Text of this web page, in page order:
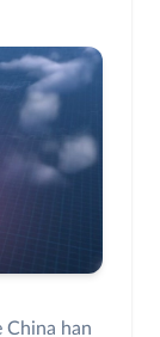
China han